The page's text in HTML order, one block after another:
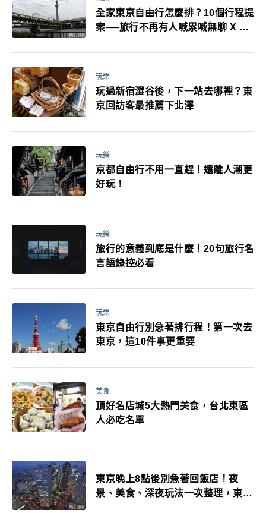
全家東京自由行怎麼排？10個行程提
案──旅行不再有人喊累喊無聊 X 爸
玩樂
玩過新宿澀谷後，下一站去哪裡？東
京回訪客最推薦下北澤
玩樂
京都自由行不用一直趕！遠離人潮更
好玩！
玩樂
旅行的意義到底是什麼！20句旅行名
言語錄控必看
玩樂
東京自由行別急著排行程！第一次去
東京，這10件事更重要
美食
頂好名店城5大熱門美食，台北東區
人必吃名單
東京晚上8點後別急著回飯店！夜
景、美食、深夜玩法一次整理，東京